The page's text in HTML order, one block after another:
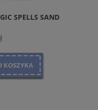
SPELLS SAND
KOSZYKA